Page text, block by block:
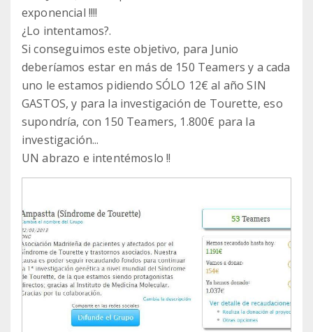
exponencial !!!!
¿Lo intentamos?.
Si conseguimos este objetivo, para Junio
deberíamos estar en más de 150 Teamers y a cada
uno le estamos pidiendo SÓLO 12€ al año SIN
GASTOS, y para la investigación de Tourette, eso
supondría, con 150 Teamers, 1.800€ para la
investigación...
UN abrazo e intentémoslo !!